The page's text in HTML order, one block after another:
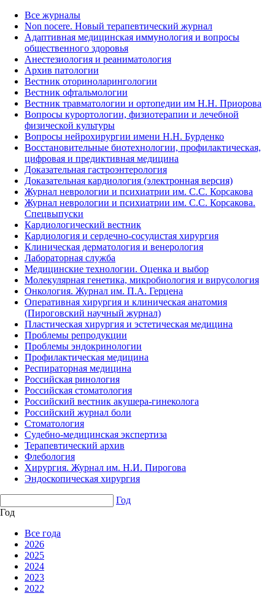
Все журналы
Non nocere. Новый терапевтический журнал
Адаптивная медицинская иммунология и вопросы
общественного здоровья
Анестезиология и реаниматология
Архив патологии
Вестник оториноларингологии
Вестник офтальмологии
Вестник травматологии и ортопедии им Н.Н. Приорова
Вопросы курортологии, физиотерапии и лечебной
физической культуры
Вопросы нейрохирургии имени Н.Н. Бурденко
Восстановительные биотехнологии, профилактическая,
цифровая и предиктивная медицина
Доказательная гастроэнтерология
Доказательная кардиология (электронная версия)
Журнал неврологии и психиатрии им. С.С. Корсакова
Журнал неврологии и психиатрии им. С.С. Корсакова.
Спецвыпуски
Кардиологический вестник
Кардиология и сердечно-сосудистая хирургия
Клиническая дерматология и венерология
Лабораторная служба
Медицинские технологии. Оценка и выбор
Молекулярная генетика, микробиология и вирусология
Онкология. Журнал им. П.А. Герцена
Оперативная хирургия и клиническая анатомия
(Пироговский научный журнал)
Пластическая хирургия и эстетическая медицина
Проблемы репродукции
Проблемы эндокринологии
Профилактическая медицина
Респираторная медицина
Российская ринология
Российская стоматология
Российский вестник акушера-гинеколога
Российский журнал боли
Стоматология
Судебно-медицинская экспертиза
Терапевтический архив
Флебология
Хирургия. Журнал им. Н.И. Пирогова
Эндоскопическая хирургия
Год
Год
Все года
2026
2025
2024
2023
2022